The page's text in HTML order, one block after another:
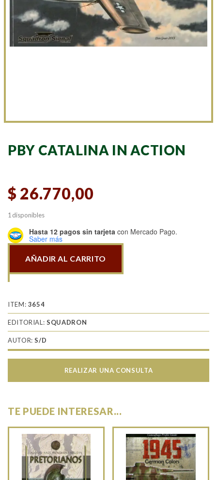
PBY CATALINA IN ACTION
$ 26.770,00
1 disponibles
Hasta 12 pagos sin tarjeta con Mercado Pago.
Saber más
Catalina
Action
cantidad
AÑADIR AL CARRITO
ITEM: 3654
EDITORIAL:SQUADRON
AUTOR:S/D
REALIZAR UNA CONSULTA
TE PUEDE INTERESAR...